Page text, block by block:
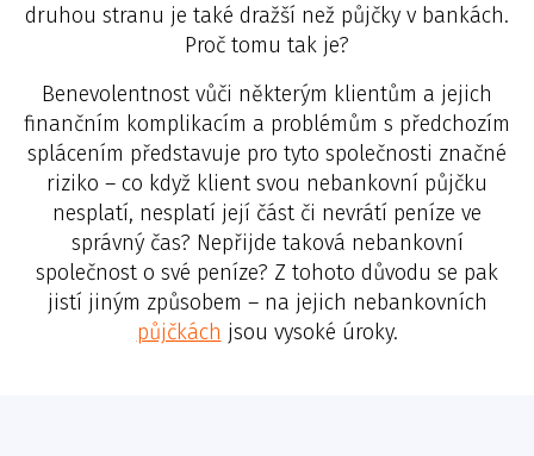
druhou stranu je také dražší než půjčky v bankách.
Proč tomu tak je?
Benevolentnost vůči některým klientům a jejich
finančním komplikacím a problémům s předchozím
splácením představuje pro tyto společnosti značné
riziko – co když klient svou nebankovní půjčku
nesplatí, nesplatí její část či nevrátí peníze ve
správný čas? Nepřijde taková nebankovní
společnost o své peníze? Z tohoto důvodu se pak
jistí jiným způsobem – na jejich nebankovních
půjčkách jsou vysoké úroky.